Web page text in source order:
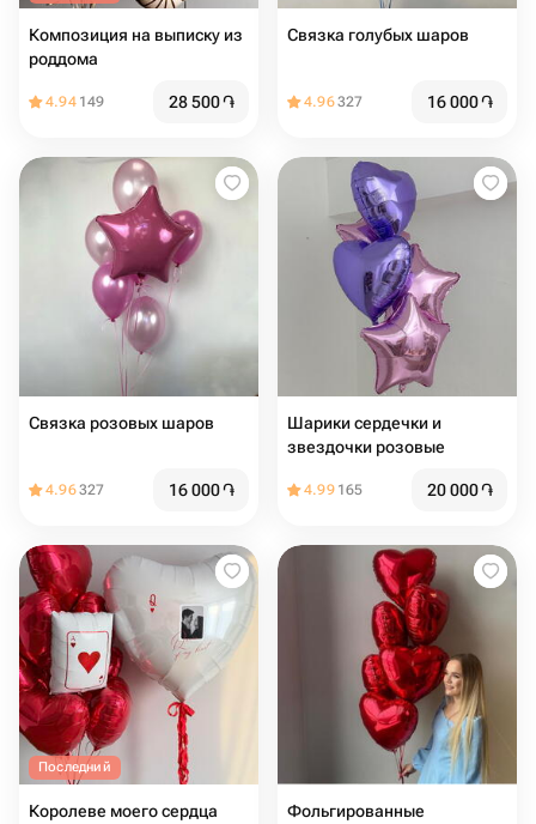
Композиция на выписку из
роддома
4.94 149 28 500֏
Связка голубых шаров
4.96327 16 000֏
Связка розовых шаров
4.96327 16 000֏
Шарики сердечки и
звездочки розовые
4.99 165 20 000֏
Последний
Королеве моего сердца
Фольгированные